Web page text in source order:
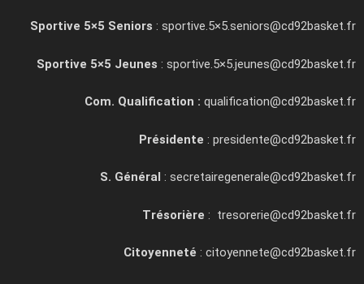
Sportive 5×5 Seniors : sportive.5×5.seniors@cd92basket.fr
Sportive 5×5 Jeunes : sportive.5×5.jeunes@cd92basket.fr
Com. Qualification : qualification@cd92basket.fr
Présidente : presidente@cd92basket.fr
S. Général : secretairegenerale@cd92basket.fr
Trésorière : tresorerie@cd92basket.fr
Citoyenneté : citoyennete@cd92basket.fr